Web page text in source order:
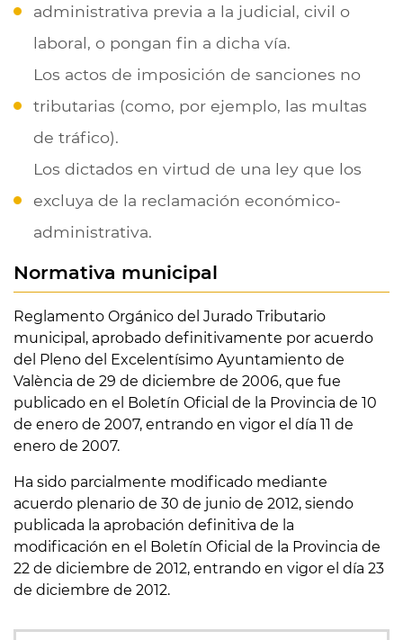
administrativa previa a la judicial, civil o
laboral, o pongan fin a dicha vía.
Los actos de imposición de sanciones no
tributarias (como, por ejemplo, las multas
de tráfico).
Los dictados en virtud de una ley que los
excluya de la reclamación económico-
administrativa.
Normativa municipal
Reglamento Orgánico del Jurado Tributario
municipal, aprobado definitivamente por acuerdo
del Pleno del Excelentísimo Ayuntamiento de
València de 29 de diciembre de 2006, que fue
publicado en el Boletín Oficial de la Provincia de 10
de enero de 2007, entrando en vigor el día 11 de
enero de 2007.
Ha sido parcialmente modificado mediante
acuerdo plenario de 30 de junio de 2012, siendo
publicada la aprobación definitiva de la
modificación en el Boletín Oficial de la Provincia de
22 de diciembre de 2012, entrando en vigor el día 23
de diciembre de 2012.